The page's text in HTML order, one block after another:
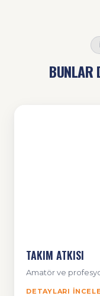
BUNLAR
TAKIM ATKISI
Amatör ve
DETAYLARI